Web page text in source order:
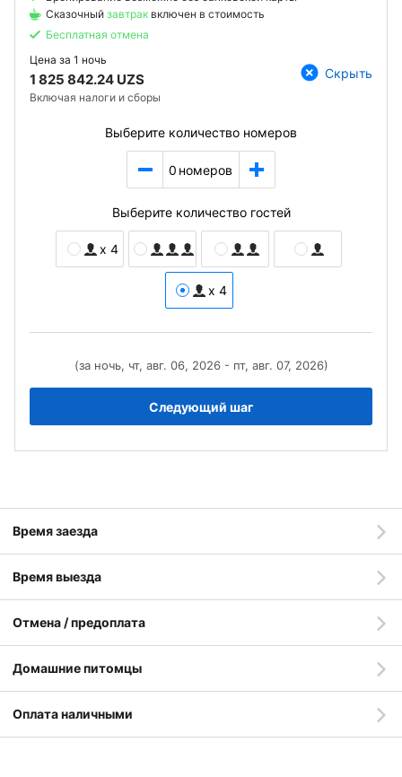
Сказочный завтрак включен в стоимость
Бесплатная отмена
Цена за 1 ночь
1 825 842.24 UZS
Включая налоги и сборы
Скрыть
Выберите количество номеров
0 номеров
Выберите количество гостей
x 4
x 4
(за ночь, чт, авг. 06, 2026 - пт, авг. 07, 2026)
Следующий шаг
Время заезда
Время выезда
Отмена / предоплата
Домашние питомцы
Оплата наличными